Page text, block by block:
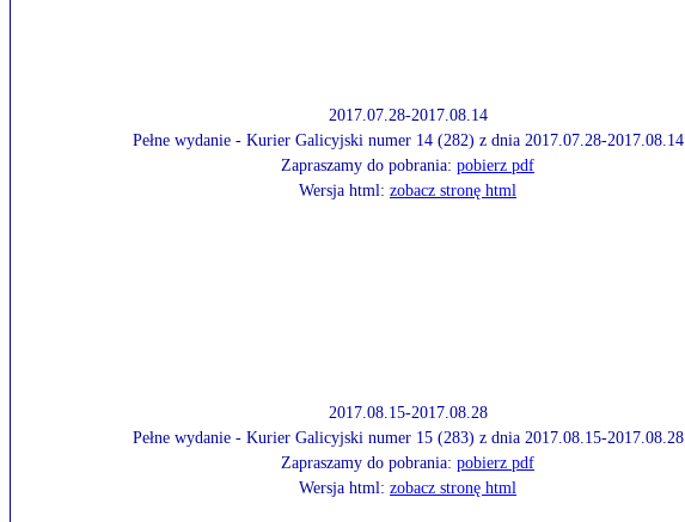
2017.07.28-2017.08.14
Pełne wydanie - Kurier Galicyjski numer 14 (282) z dnia 2017.07.28-2017.08.14
Zapraszamy do pobrania: pobierz pdf
Wersja html: zobacz stronę html
2017.08.15-2017.08.28
Pełne wydanie - Kurier Galicyjski numer 15 (283) z dnia 2017.08.15-2017.08.28
Zapraszamy do pobrania: pobierz pdf
Wersja html: zobacz stronę html